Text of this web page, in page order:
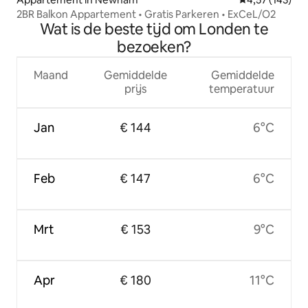
2BR Balkon Appartement • Gratis Parkeren • ExCeL/O2
Wat is de beste tijd om Londen te
bezoeken?
Maand
Jan
Feb
Mrt
Apr
Gemiddelde
prijs
€ 144
€ 147
€ 153
€ 180
Gemiddelde
temperatuur
6°C
6°C
9°C
11°C